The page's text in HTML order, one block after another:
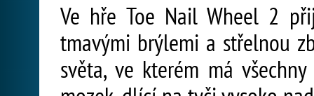
Ve hře Toe Nail Wheel 2
tmavými brýlemi a střelnou
světa, ve kterém má